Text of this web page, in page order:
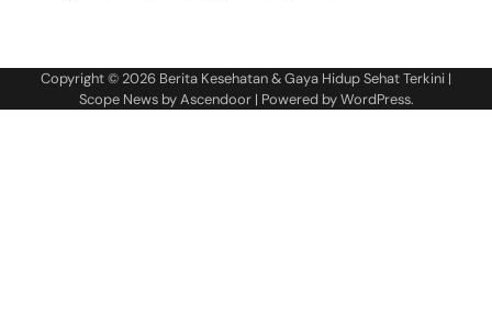
Copyright © 2026 Berita Kesehatan & Gaya Hidup Sehat Terkini |
Scope News byAscendoor| Powered byWordPress.